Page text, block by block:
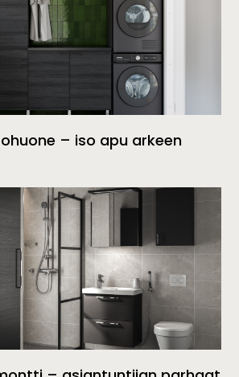
– iso apu arkeen